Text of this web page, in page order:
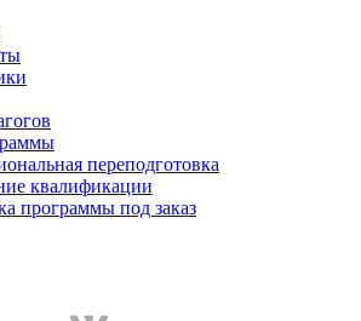
переподготовка
квалификации
программы под заказ